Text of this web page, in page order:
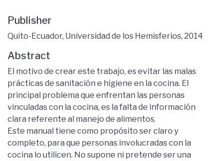
Publisher
Quito-Ecuador, Universidad de los Hemisferios, 2014
Abstract
El motivo de crear este trabajo, es evitar las malas
prácticas de sanitación e higiene en la cocina. El
principal problema que enfrentan las personas
vinculadas con la cocina, es la falta de información
clara referente al manejo de alimentos.
Este manual tiene como propósito ser claro y
completo, para que personas involucradas con la
cocina lo utilicen. No supone ni pretende ser una